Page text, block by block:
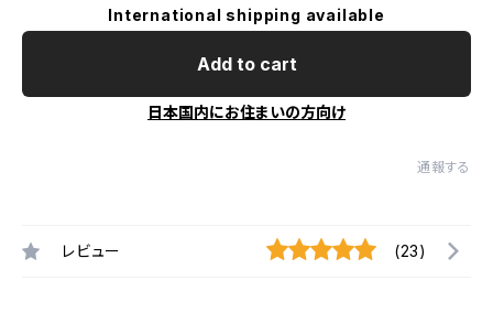
International shipping available
Add to cart
日本国内にお住まいの方向け
通報する
レビュー (23)